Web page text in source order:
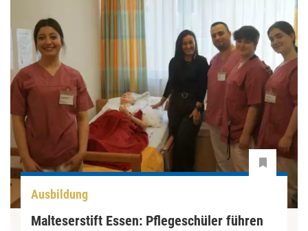
Ausbildung
Malteserstift Essen: Pflegeschüler führen